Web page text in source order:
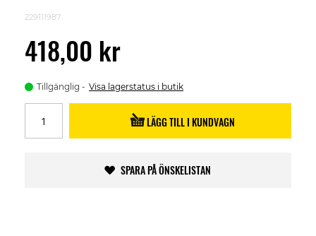
229111987
418,00 kr
Tillgänglig Visa lagerstatus i butik
LÄGG TILL I KUNDVAGN
SPARA PÅ ÖNSKELISTAN
images